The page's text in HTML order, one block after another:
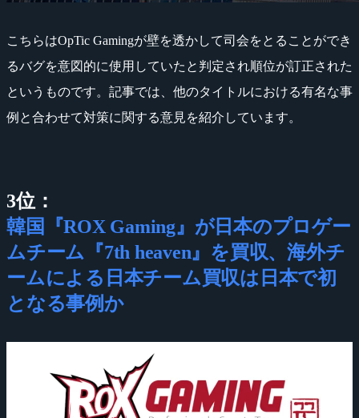
こちらはOpTic Gamingが壁を透かして司会をとることができ
るバグを意図的に使用していたと判定され順位が訂正された
というものです。記事では、他のタイトルにおける有名な事
例と合わせて対策に関する意見を紹介しています。
3位：
韓国『ROX Gaming』が日本のプロゲー
ムチーム『7th heaven』を買収、海外チ
ームによる日本チーム買収は日本で初
となる事例か